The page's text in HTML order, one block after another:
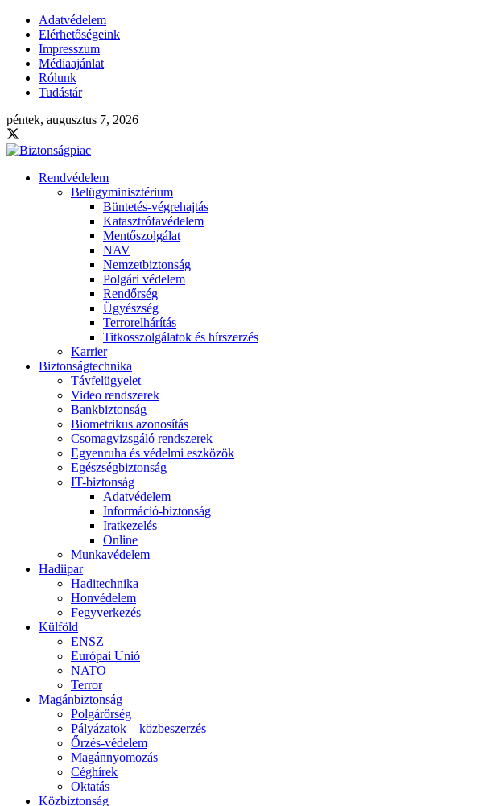
Adatvédelem
Elérhetőségeink
Impresszum
Médiaajánlat
Rólunk
Tudástár
péntek, augusztus 7, 2026
Rendvédelem
Belügyminisztérium
Büntetés-végrehajtás
Katasztrófavédelem
Mentőszolgálat
NAV
Nemzetbiztonság
Polgári védelem
Rendőrség
Ügyészség
Terrorelhárítás
Titkosszolgálatok és hírszerzés
Karrier
Biztonságtechnika
Távfelügyelet
Video rendszerek
Bankbiztonság
Biometrikus azonosítás
Csomagvizsgáló rendszerek
Egyenruha és védelmi eszközök
Egészségbiztonság
IT-biztonság
Adatvédelem
Információ-biztonság
Iratkezelés
Online
Munkavédelem
Hadiipar
Haditechnika
Honvédelem
Fegyverkezés
Külföld
ENSZ
Európai Unió
NATO
Terror
Magánbiztonság
Polgárőrség
Pályázatok – közbeszerzés
Őrzés-védelem
Magánnyomozás
Céghírek
Oktatás
Közbiztonság